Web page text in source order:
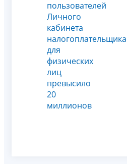
пользователей
Личного
кабинета
налогоплательщика
для
физических
лиц
превысило
20
миллионов